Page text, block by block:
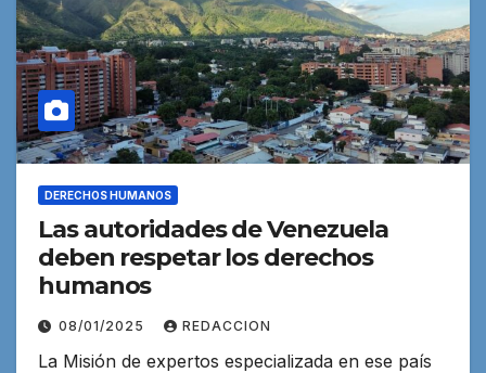
DERECHOS HUMANOS
Las autoridades de Venezuela
deben respetar los derechos
humanos
08/01/2025 REDACCION
La Misión de expertos especializada en ese país